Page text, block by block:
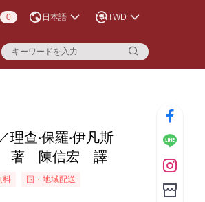
0 日本語 TWD
理查‧保羅‧伊凡斯
著 陳信宏 譯
料 国・地域配送